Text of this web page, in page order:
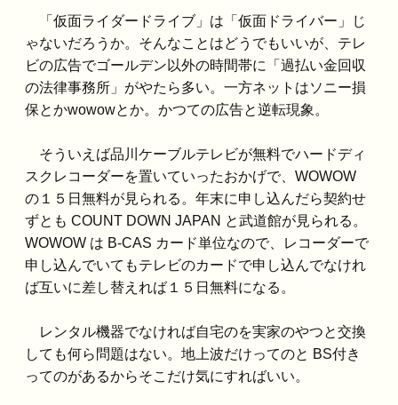
「仮面ライダードライブ」は「仮面ドライバー」じ
ゃないだろうか。そんなことはどうでもいいが、テレ
ビの広告でゴールデン以外の時間帯に「過払い金回収
の法律事務所」がやたら多い。一方ネットはソニー損
保とかwowowとか。かつての広告と逆転現象。
そういえば品川ケーブルテレビが無料でハードディ
スクレコーダーを置いていったおかげで、WOWOW
の１５日無料が見られる。年末に申し込んだら契約せ
ずとも COUNT DOWN JAPAN と武道館が見られる。
WOWOW は B-CAS カード単位なので、レコーダーで
申し込んでいてもテレビのカードで申し込んでなけれ
ば互いに差し替えれば１５日無料になる。
レンタル機器でなければ自宅のを実家のやつと交換
しても何ら問題はない。地上波だけってのと BS付き
ってのがあるからそこだけ気にすればいい。